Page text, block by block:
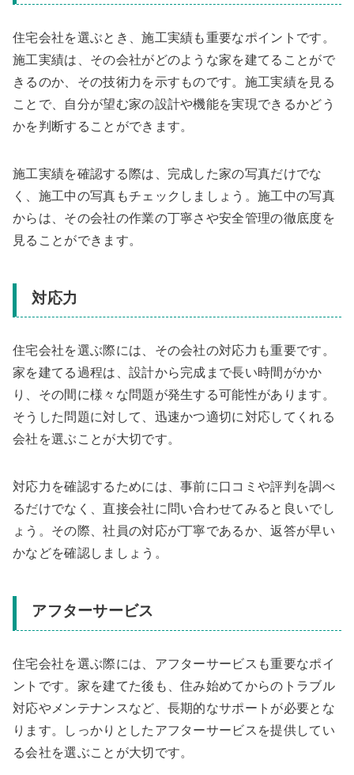
住宅会社を選ぶとき、施工実績も重要なポイントです。
施工実績は、その会社がどのような家を建てることがで
きるのか、その技術力を示すものです。施工実績を見る
ことで、自分が望む家の設計や機能を実現できるかどう
かを判断することができます。
施工実績を確認する際は、完成した家の写真だけでな
く、施工中の写真もチェックしましょう。施工中の写真
からは、その会社の作業の丁寧さや安全管理の徹底度を
見ることができます。
対応力
住宅会社を選ぶ際には、その会社の対応力も重要です。
家を建てる過程は、設計から完成まで長い時間がかか
り、その間に様々な問題が発生する可能性があります。
そうした問題に対して、迅速かつ適切に対応してくれる
会社を選ぶことが大切です。
対応力を確認するためには、事前に口コミや評判を調べ
るだけでなく、直接会社に問い合わせてみると良いでし
ょう。その際、社員の対応が丁寧であるか、返答が早い
かなどを確認しましょう。
アフターサービス
住宅会社を選ぶ際には、アフターサービスも重要なポイ
ントです。家を建てた後も、住み始めてからのトラブル
対応やメンテナンスなど、長期的なサポートが必要とな
ります。しっかりとしたアフターサービスを提供してい
る会社を選ぶことが大切です。